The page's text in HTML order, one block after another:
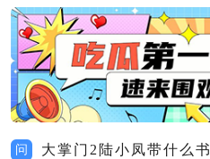
问 大掌门2陆小凤带什么书